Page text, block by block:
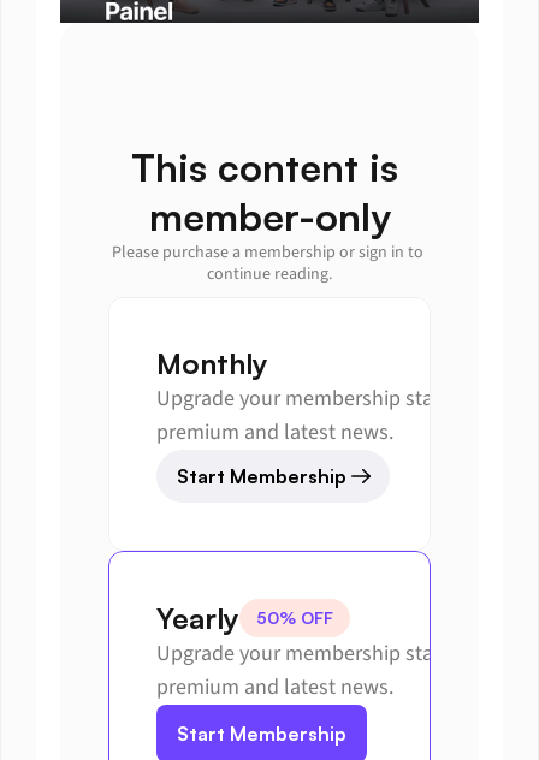
This content is
member-only
Please purchase a membership or sign in to
continue reading.
Monthly
Upgrade your membership status to get
premium and latest news.
Start Membership
Yearly 50% OFF
Upgrade your membership status to get
premium and latest news.
Start Membership